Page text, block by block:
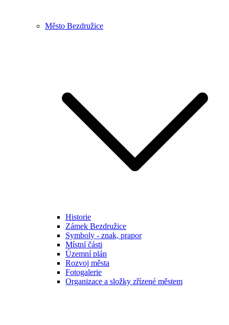
Město Bezdružice
Historie
Zámek Bezdružice
Symboly - znak, prapor
Místní části
Územní plán
Rozvoj města
Fotogalerie
Organizace a složky zřízené městem